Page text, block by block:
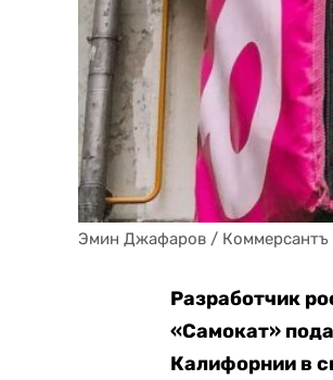
Эмин Джафаров / Коммерсантъ
Разработчик
«Самокат»
Калифорнии в